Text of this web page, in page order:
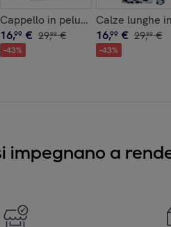
natalizio rosso. 31x48 cm.
coperta in pile extra morbido.
Cappello in peluche extra soft.
16,99 € 29,99 €
-43%
Calze lunghe
16,99 € 29,99 €
-43%
impegnano a